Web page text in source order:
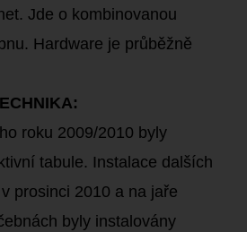
Jde o kombinovanou
Hardware je průběžně
roku 2009/2010 byly
tabule. Instalace dalších
prosinci 2010 a na jaře
byly instalovány